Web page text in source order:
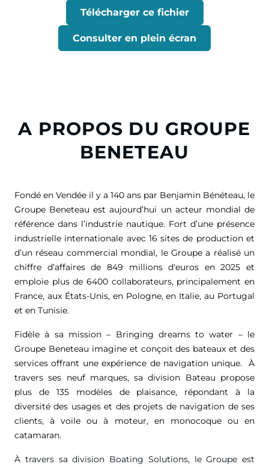
Télécharger ce fichier
Consulter en plein écran
A PROPOS DU GROUPE
BENETEAU
Fondé en Vendée il y a 140 ans par Benjamin Bénéteau, le
Groupe Beneteau est aujourd’hui un acteur mondial de
référence dans l’industrie nautique. Fort d’une présence
industrielle internationale avec 16 sites de production et
d’un réseau commercial mondial, le Groupe a réalisé un
chiffre d’affaires de 849 millions d'euros en 2025 et
emploie plus de 6400 collaborateurs, principalement en
France, aux États-Unis, en Pologne, en Italie, au Portugal
et en Tunisie.
Fidèle à sa mission – Bringing dreams to water – le
Groupe Beneteau imagine et conçoit des bateaux et des
services offrant une expérience de navigation unique. À
travers ses neuf marques, sa division Bateau propose
plus de 135 modèles de plaisance, répondant à la
diversité des usages et des projets de navigation de ses
clients, à voile ou à moteur, en monocoque ou en
catamaran.
À travers sa division Boating Solutions, le Groupe est